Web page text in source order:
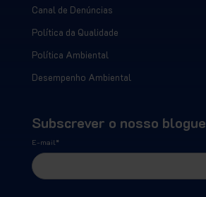
Canal de Denúncias
Política da Qualidade
Política Ambiental
Desempenho Ambiental
Subscrever o nosso blogue
E-mail*